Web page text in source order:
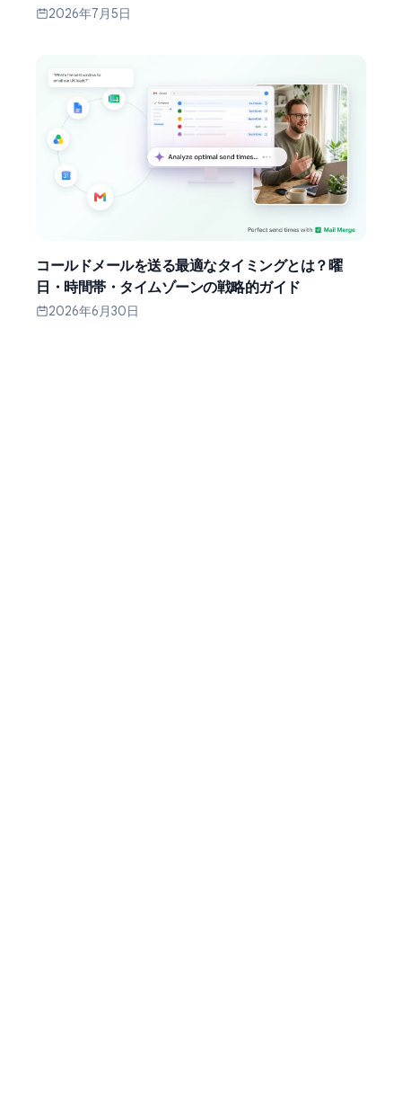
2026年7月5日
コールドメールを送る最適なタイミングとは？曜
日・時間帯・タイムゾーンの戦略的ガイド
2026年6月30日